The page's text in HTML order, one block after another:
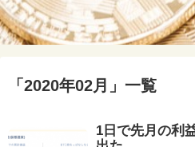
「 2020年02月 」 一覧
1日で先月の利